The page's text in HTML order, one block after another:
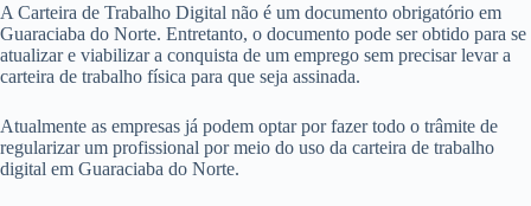
A Carteira de Trabalho Digital não é um documento obrigatório em
Guaraciaba do Norte. Entretanto, o documento pode ser obtido para se
atualizar e viabilizar a conquista de um emprego sem precisar levar a
carteira de trabalho física para que seja assinada.
Atualmente as empresas já podem optar por fazer todo o trâmite de
regularizar um profissional por meio do uso da carteira de trabalho
digital em Guaraciaba do Norte.